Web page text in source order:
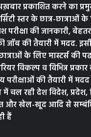
प्रकाशित करने का
स्तर के छात्र-छात्राओं
परीक्षा की जानकारी,
जॉब की तैयारी में मदद.
के लिए मास्टर्स की
विकल्प व विभिन्न प्रकार
परीक्षाओं की तैयारी में
चल रही देश विदेश, प्रदेश,
और खेल-खूद आदि से
हैं